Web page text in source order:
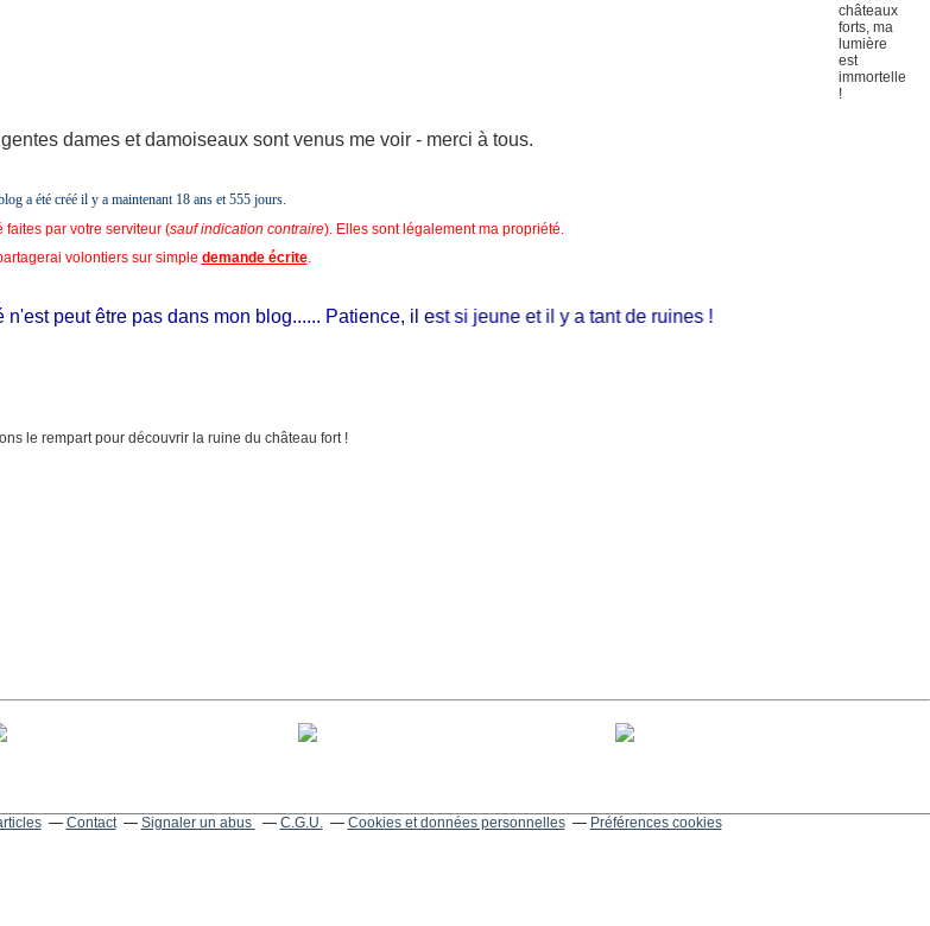
gentes dames et damoiseaux sont venus me voir - merci à tous.
a été créé il y a maintenant 18 ans et555 jours.
faites par votre serviteur (sauf indication contraire). Elles sont légalement ma propriété.
volontiers sur simple demande écrite.
peut être pas dans mon blog...... Patience, il est si jeune et il y a tant de ruines !
Contact Signaler un abus C.G.U. Cookies et données personnelles Préférences cookies